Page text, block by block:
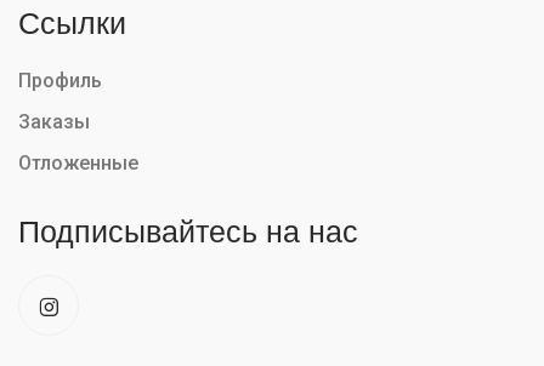
Ссылки
Профиль
Заказы
Отложенные
Подписывайтесь на нас